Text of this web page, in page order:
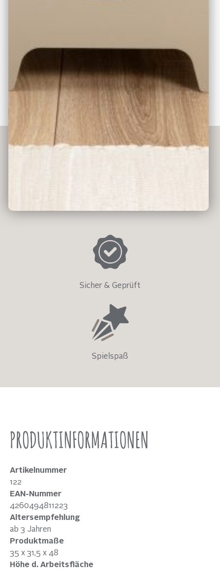
Ausstattung und Produkteigenschaften:
praktische & kompakte Kinderwaschmaschine mit
Öffnung; 2 drehbare Bedienknöpfe mit Klickgeräuschen;
herausnehmbares Waschmittelfach mit Griffloch
Sicher & Geprüft
Spielspaß
PRODUKTINFORMATIONEN
Artikelnummer
122
EAN-Nummer
4260494811223
Altersempfehlung
ab 3 Jahren
Produktmaße
35 x 31,5 x 48
Höhe d. Arbeitsfläche